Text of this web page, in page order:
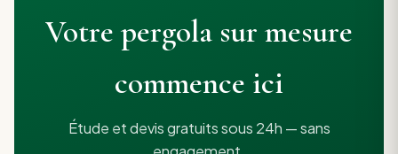
Votre pergola sur mesure
commence ici
Étude et devis gratuits sous 24h — sans